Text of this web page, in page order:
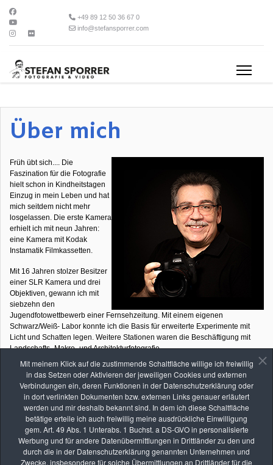
Mit meinem Klick auf die zustimmende Schaltfläche willige ich freiwillig
in das Setzen oder Aktivieren der jeweiligen Cookies und externen
Verbindungen ein, deren Funktionen in der Datenschutzerklärung oder
in dort verlinkten Dokumenten bzw. externen Links genauer erläutert
werden und mir deshalb bekannt sind. In dem ich diese Schaltfläche
betätige erteile ich auch freiwillig meine ausdrückliche Einwilligung
gem. Art. 49 Abs. 1 Unterabs. 1 Buchst. a DS-GVO in personalisierte
Werbung und für andere Datenübermittlungen in Drittländer zu den und
durch die in der Datenschutzerklärung genannten Unternehmen und
Zwecke, insbesondere für solche Übermittlungen an Drittländer für die
+49 89 12 50 36 67 0
info@stefansporrer.com
Über mich
Früh übt sich.... Die
Faszination für die Fotografie
hielt schon in Kindheitstagen
Einzug in mein Leben und hat
mich seitdem nicht mehr
losgelassen. Die erste Kamera
erhielt ich mit neun Jahren:
eine Kamera mit Kodak
Instamatik Filmkassetten.
Mit 16 Jahren stolzer Besitzer
einer SLR Kamera und drei
Objektiven, gewann ich mit
siebzehn den
Jugendfotowettbewerb einer Fernsehzeitung. Mit einem eigenen
Schwarz/Weiß- Labor konnte ich die Basis für erweiterte Experimente mit
Licht und Schatten legen. Weitere Stationen waren die Beschäftigung mit
Landschafts- Makro- und Architekturfotografie.
Später, während des Studiums in München bilden die Makro- und
Architekturfotografie, vor allem in Schwarz/Weiß die Schwerpunkte meines
fotografischen Schaffens. Im Rahmen eines Auftrags entstehen Set-Fotos für
eine Popband.
1995 veröffentlicht Apple die Apple Quick Time VR Toolsets für
Panoramafotografie. Anlass für meinen Einstieg in die Panorama- und VR-
Fotografie. Es folgen Aufträge von Nissan anlässlich der Europa-Vorstellung
des Nissan Primera, zusammen mit befreundeten Fotografen Es folgen